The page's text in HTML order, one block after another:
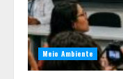
Meio Ambiente